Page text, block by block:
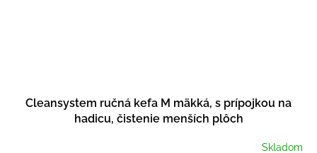
Cleansystem ručná kefa M mäkká, s prípojkou na
hadicu, čistenie menších plôch
Skladom